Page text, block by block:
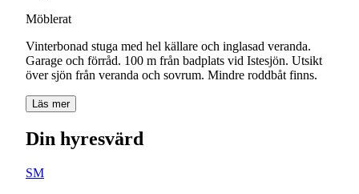
Möblerat
Vinterbonad stuga med hel källare och inglasad veranda.
Garage och förråd. 100 m från badplats vid Istesjön. Utsikt
över sjön från veranda och sovrum. Mindre roddbåt finns.
Läs mer
Din hyresvärd
SM